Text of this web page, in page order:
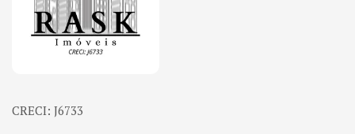
CRECI: J6733